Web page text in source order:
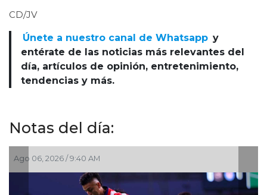
CD/JV
Únete a nuestro canal de Whatsapp y
entérate de las noticias más relevantes del
día, artículos de opinión, entretenimiento,
tendencias y más.
Notas del día:
Ago 06, 2026 / 9:40 AM